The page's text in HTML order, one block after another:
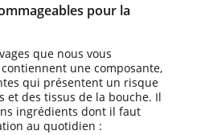
pour la
que nous vous
une composante,
qui présentent un risque
et des tissus de la bouche. Il
ingrédients dont il faut
au quotidien :